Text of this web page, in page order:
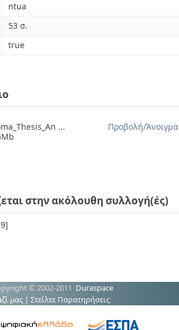
ntua
53 σ.
true
...
Προβολή/Άνοιγμα
στην ακόλουθη συλλογή(ές)
© 2002-2011 Duraspace
μας | Στείλτε Παρατηρήσεις